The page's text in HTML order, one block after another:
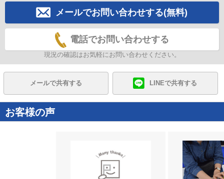
メールでお問い合わせする(無料)
電話でお問い合わせする
現況の確認はお気軽にお問い合わせください。
メールで共有する LINEで共有する
お客様の声